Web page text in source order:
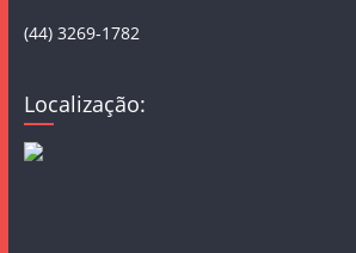
(44) 3269-1782
Localização: